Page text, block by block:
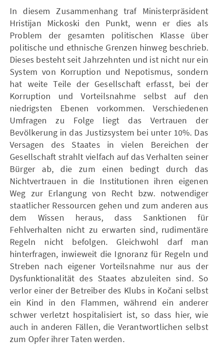
In diesem Zusammenhang traf Ministerpräsident
Hristijan Mickoski den Punkt, wenn er dies als
Problem der gesamten politischen Klasse über
politische und ethnische Grenzen hinweg beschrieb.
Dieses besteht seit Jahrzehnten und ist nicht nur ein
System von Korruption und Nepotismus, sondern
hat weite Teile der Gesellschaft erfasst, bei der
Korruption und Vorteilsnahme selbst auf den
niedrigsten Ebenen vorkommen. Verschiedenen
Umfragen zu Folge liegt das Vertrauen der
Bevölkerung in das Justizsystem bei unter 10%. Das
Versagen des Staates in vielen Bereichen der
Gesellschaft strahlt vielfach auf das Verhalten seiner
Bürger ab, die zum einen bedingt durch das
Nichtvertrauen in die Institutionen ihren eigenen
Weg zur Erlangung von Recht bzw. notwendiger
staatlicher Ressourcen gehen und zum anderen aus
dem Wissen heraus, dass Sanktionen für
Fehlverhalten nicht zu erwarten sind, rudimentäre
Regeln nicht befolgen. Gleichwohl darf man
hinterfragen, inwieweit die Ignoranz für Regeln und
Streben nach eigener Vorteilsnahme nur aus der
Dysfunktionalität des Staates abzuleiten sind. So
verlor einer der Betreiber des Klubs in Kočani selbst
ein Kind in den Flammen, während ein anderer
schwer verletzt hospitalisiert ist, so dass hier, wie
auch in anderen Fällen, die Verantwortlichen selbst
zum Opfer ihrer Taten werden.